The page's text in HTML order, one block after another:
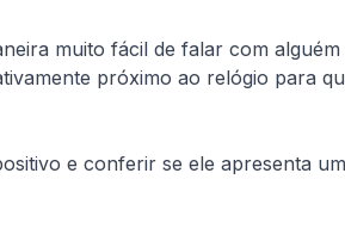
muito fácil de falar com
próximo ao relógio para
e conferir se ele apresenta